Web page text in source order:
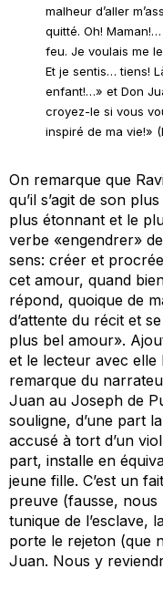
malheur d’aller
quitté. Oh!
feu. Je voulais me
Et je sentis… tiens!
enfant!…» et Don
croyez-le si vous
inspiré de ma vie!»
On remarque que
qu’il s’agit de son plus
plus étonnant et le
verbe «engendrer»
sens: créer et
cet amour, quand
répond, quoique de
d’attente du récit et
plus bel amour».
et le lecteur avec elle
remarque du
Juan au Joseph de
souligne, d’une part
accusé à tort d’un
part, installe en
jeune fille. C’est un
preuve (fausse, nous
tunique de l’esclave,
porte le rejeton (que
Juan. Nous y